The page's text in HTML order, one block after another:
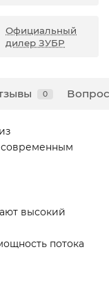
Официальный
дилер ЗУБР
0
современным
высокий
потока